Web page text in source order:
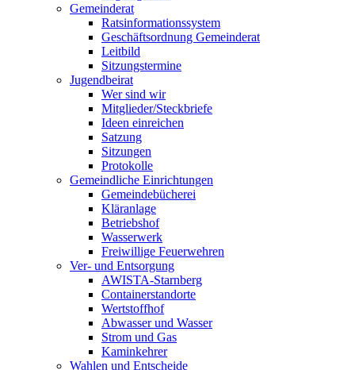
Gemeinderat
Ratsinformationssystem
Geschäftsordnung Gemeinderat
Leitbild
Sitzungstermine
Jugendbeirat
Wer sind wir
Mitglieder/Steckbriefe
Ideen einreichen
Satzung
Sitzungen
Protokolle
Gemeindliche Einrichtungen
Gemeindebücherei
Kläranlage
Betriebshof
Wasserwerk
Freiwillige Feuerwehren
Ver- und Entsorgung
AWISTA-Starnberg
Containerstandorte
Wertstoffhof
Abwasser und Wasser
Strom und Gas
Kaminkehrer
Wahlen und Entscheide